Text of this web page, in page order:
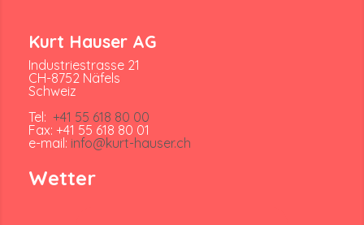
Kurt Hauser AG
Industriestrasse 21
CH-8752 Näfels
Schweiz
Tel: +41 55 618 80 00
Fax: +41 55 618 80 01
e-mail: info@kurt-hauser.ch
Wetter